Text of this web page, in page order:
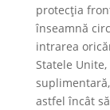
protecția
înseamnă
intrarea
Statele
astfel încât